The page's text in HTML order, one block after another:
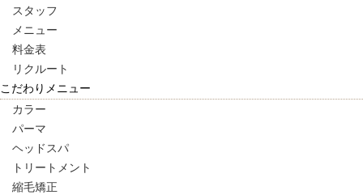
スタッフ
メニュー
料金表
リクルート
こだわりメニュー
カラー
パーマ
ヘッドスパ
トリートメント
縮毛矯正